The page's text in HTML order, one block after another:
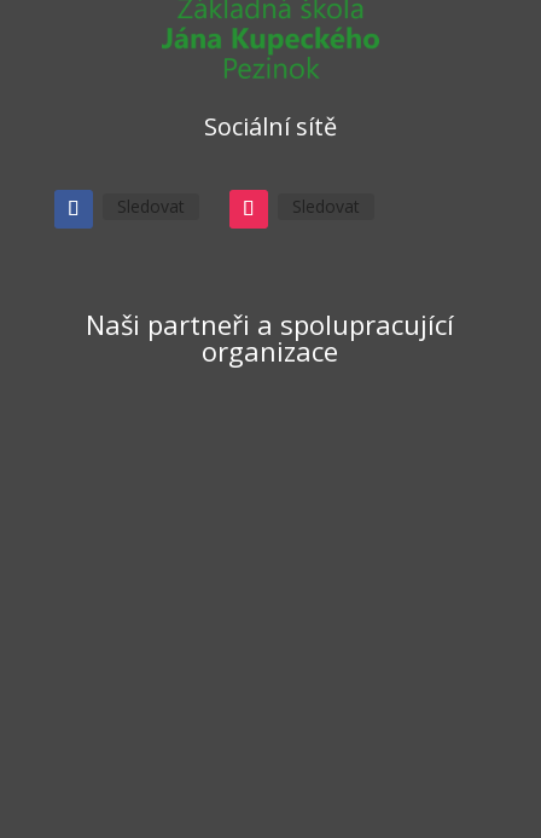
Sociální sítě
Sledovat Sledovat
Naši partneři a spolupracující
organizace